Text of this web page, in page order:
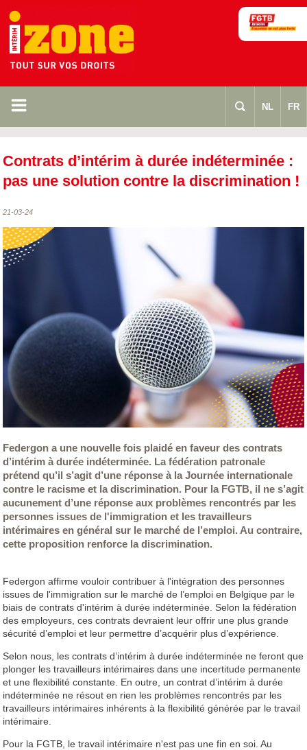
m s NL FR
Contrats d’intérim à durée indéterminée :
pas une solution contre la discrimination !
21-03-24
Federgon a une nouvelle fois plaidé en faveur des contrats
d’intérim à durée indéterminée. La fédération patronale
prétend qu’il s’agit d’une réponse à la Journée internationale
contre le racisme et la discrimination. Pour la FGTB, il ne s’agit
aucunement d’une réponse aux problèmes rencontrés par les
personnes issues de l'immigration et les travailleurs
intérimaires en général sur le marché de l’emploi. Au contraire,
cette proposition renforce la discrimination.
Federgon affirme vouloir contribuer à l'intégration des personnes
issues de l'immigration sur le marché de l’emploi en Belgique par le
biais de contrats d'intérim à durée indéterminée. Selon la fédération
des employeurs, ces contrats devraient leur offrir une plus grande
sécurité d’emploi et leur permettre d’acquérir plus d’expérience.
Selon nous, les contrats d’intérim à durée indéterminée ne feront que
plonger les travailleurs intérimaires dans une incertitude permanente
et une flexibilité constante. En outre, un contrat d’intérim à durée
indéterminée ne résout en rien les problèmes rencontrés par les
travailleurs intérimaires inhérents à la flexibilité générée par le travail
intérimaire.
Pour la FGTB, le travail intérimaire n'est pas une fin en soi. Au